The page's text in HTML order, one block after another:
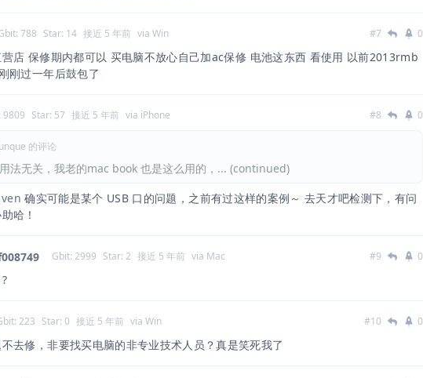
788 Star: 14 接近 5 年前 via Win #7 0
店 保修期内都可以 买电脑不放心自己加ac保修 电池这东西 看使用 以前2013rmb
刚过一年后鼓包了
9809 Star: 57 接近 5 年前 via iPhone #8 0
的评论
法无关，我老的mac book 也是这么用的，... (continued)
确实可能是某个 USB 口的问题，之前有过这样的案例～ 去天才吧检测下，有问
哈！
Gbit: 2999 Star: 2 接近 5 年前 via Mac #9 0
223 Star: 0 接近 5 年前 via Win #10 0
去修，非要找买电脑的非专业技术人员？真是笑死我了